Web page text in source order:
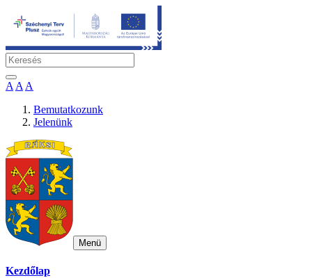
A A A
Bemutatkozunk
Jelenünk
Menü
Kezdőlap